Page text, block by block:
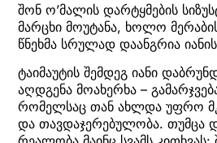
შონ ო’მალის დარტყმების
მარცხი მოუტანა, ხოლო
წნეხმა სრულად დაანგრია
ტაიმაუტის შემდეგ იანი
აღდგენა მოახერხა –
რომელსაც თან ახლდა უფრო
და თავდაჯერებულობა. თუმცა